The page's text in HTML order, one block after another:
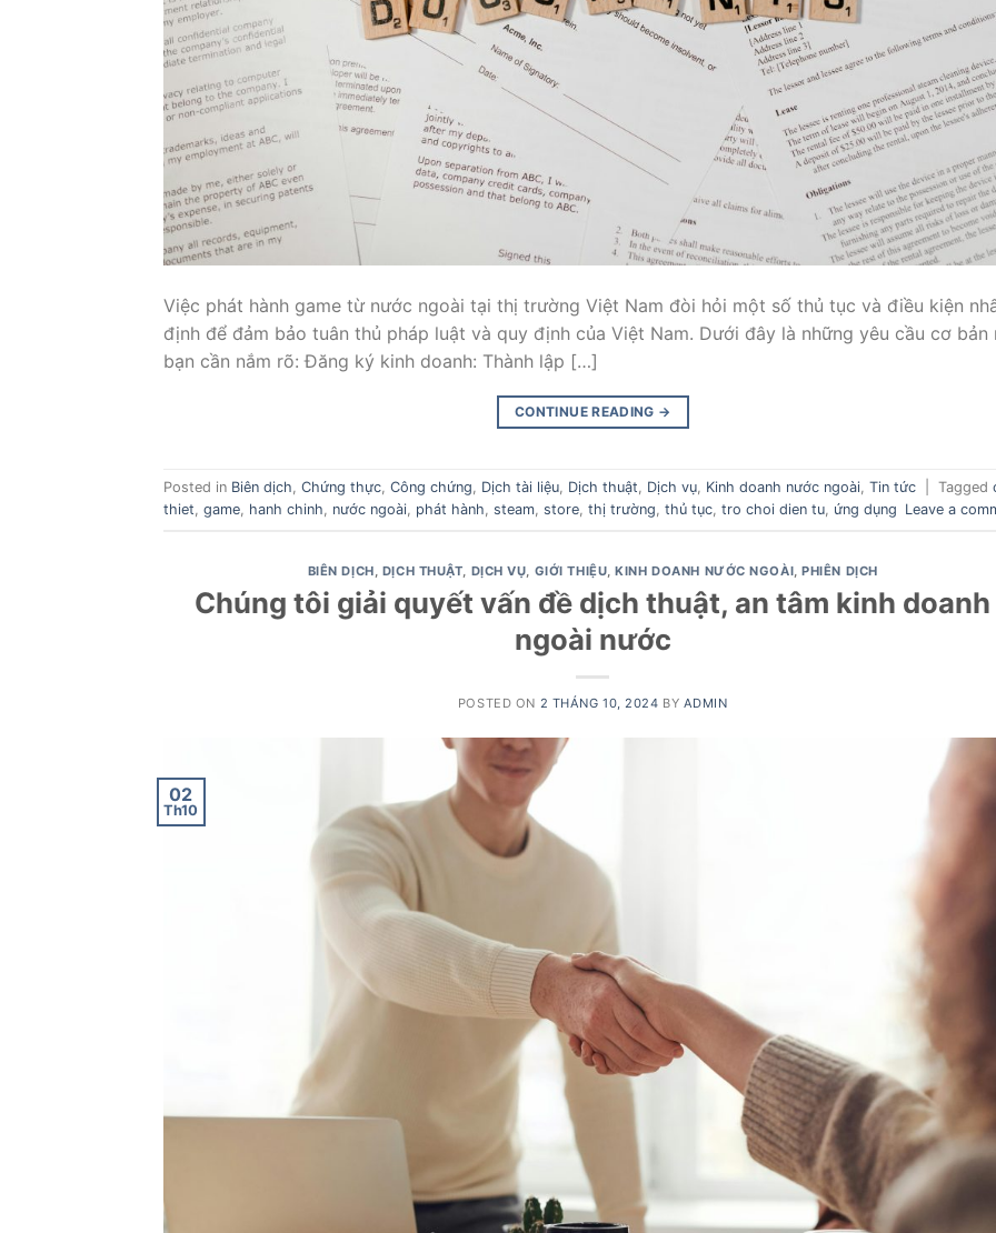
Việc phát hành game từ nước ngoài tại thị trường Việt Nam đòi hỏi một số thủ tục và điều kiện
định để đảm bảo tuân thủ pháp luật và quy định của Việt Nam. Dưới đây là những yêu cầu cơ bản
bạn cần nắm rõ: Đăng ký kinh doanh: Thành lập […]
CONTINUE READING →
Posted in Biên dịch, Chứng thực, Công chứng, Dịch tài liệu, Dịch thuật, Dịch vụ, Kinh doanh nước ngoài, Tin tức Tagged
thiet, game, hanh chinh, nước ngoài, phát hành, steam, store, thị trường, thủ tục, tro choi dien tu, ứng dụng Leave a
BIÊN DỊCH, DỊCH THUẬT, DỊCH VỤ, GIỚI THIỆU,KINH DOANH NƯỚC NGOÀI,PHIÊN DỊCH
Chúng tôi giải quyết vấn đề dịch thuật, an tâm kinh doanh
ngoài nước
POSTED ON 2 THÁNG 10, 2024 BY ADMIN
02
Th10